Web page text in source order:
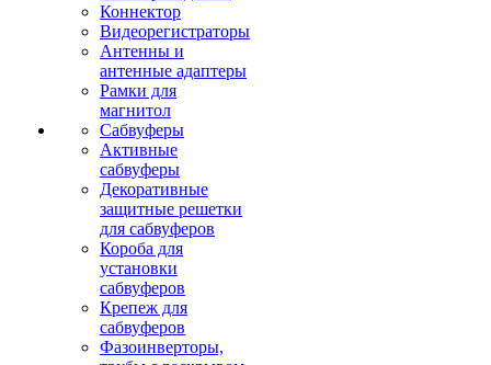
Коннектор
Видеорегистраторы
Антенны и
антенные адаптеры
Рамки для
магнитол
Сабвуферы
Активные
сабвуферы
Декоративные
защитные решетки
для сабвуферов
Короба для
установки
сабвуферов
Крепеж для
сабвуферов
Фазоинверторы,